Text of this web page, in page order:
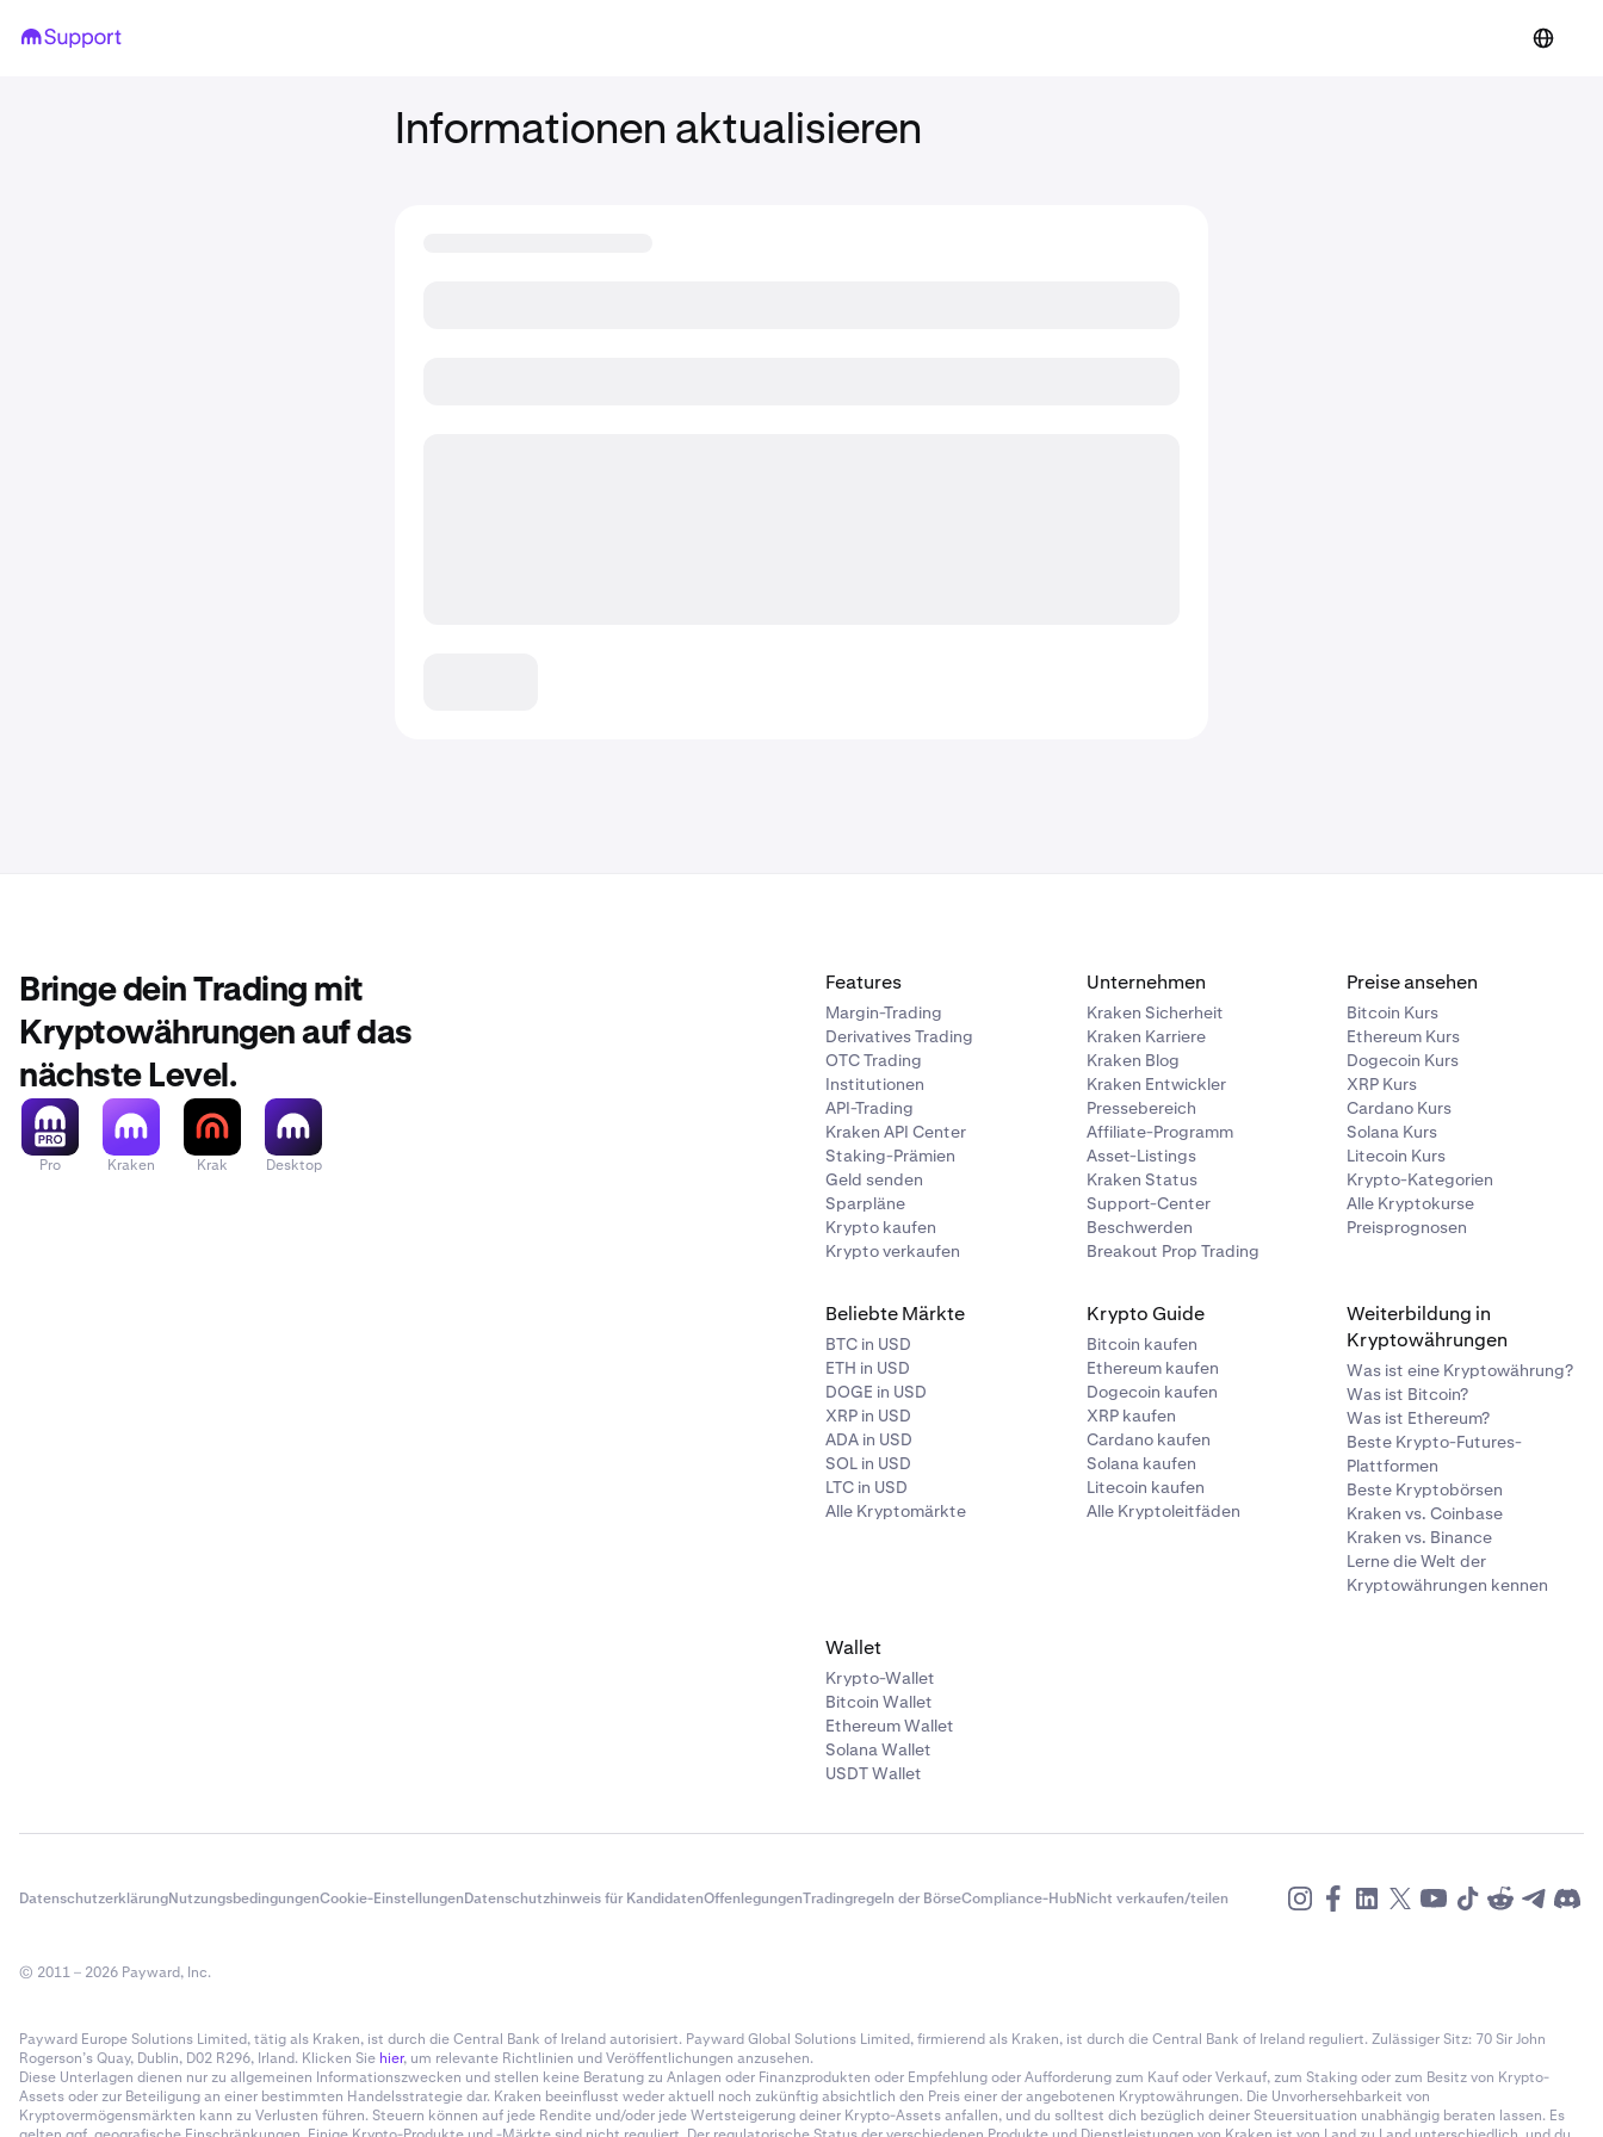
Informationen aktualisieren
Bringe dein Trading mit
Kryptowährungen auf das
nächste Level.
Pro Kraken Krak Desktop
Features
Margin-Trading
Derivatives Trading
OTC Trading
Institutionen
API-Trading
Kraken API Center
Staking-Prämien
Geld senden
Sparpläne
Krypto kaufen
Krypto verkaufen
Unternehmen
Kraken Sicherheit
Kraken Karriere
Kraken Blog
Kraken Entwickler
Pressebereich
Affiliate-Programm
Asset-Listings
Kraken Status
Support-Center
Beschwerden
Breakout Prop Trading
Preise ansehen
Bitcoin Kurs
Ethereum Kurs
Dogecoin Kurs
XRP Kurs
Cardano Kurs
Solana Kurs
Litecoin Kurs
Krypto-Kategorien
Alle Kryptokurse
Preisprognosen
Beliebte Märkte
BTC in USD
ETH in USD
DOGE in USD
XRP in USD
ADA in USD
SOL in USD
LTC in USD
Alle Kryptomärkte
Krypto Guide
Bitcoin kaufen
Ethereum kaufen
Dogecoin kaufen
XRP kaufen
Cardano kaufen
Solana kaufen
Litecoin kaufen
Alle Kryptoleitfäden
Weiterbildung in
Kryptowährungen
Was ist eine Kryptowährung?
Was ist Bitcoin?
Was ist Ethereum?
Beste Krypto-Futures-
Plattformen
Beste Kryptobörsen
Kraken vs. Coinbase
Kraken vs. Binance
Lerne die Welt der
Kryptowährungen kennen
Wallet
Krypto-Wallet
Bitcoin Wallet
Ethereum Wallet
Solana Wallet
USDT Wallet
DatenschutzerklärungNutzungsbedingungenCookie-EinstellungenDatenschutzhinweis für KandidatenOffenlegungenTradingregeln der BörseCompliance-HubNicht verkaufen/teilen
© 2011 – 2026 Payward, Inc.
Payward Europe Solutions Limited, tätig als Kraken, ist durch die Central Bank of Ireland autorisiert. Payward Global Solutions Limited, firmierend als Kraken, ist durch die Central Bank of Ireland reguliert. Zulässiger Sitz: 70 Sir John
Rogerson’s Quay, Dublin, D02 R296, Irland. Klicken Sie hier, um relevante Richtlinien und Veröffentlichungen anzusehen.
Diese Unterlagen dienen nur zu allgemeinen Informationszwecken und stellen keine Beratung zu Anlagen oder Finanzprodukten oder Empfehlung oder Aufforderung zum Kauf oder Verkauf, zum Staking oder zum Besitz von Krypto-
Assets oder zur Beteiligung an einer bestimmten Handelsstrategie dar. Kraken beeinflusst weder aktuell noch zukünftig absichtlich den Preis einer der angebotenen Kryptowährungen. Die Unvorhersehbarkeit von
Kryptovermögensmärkten kann zu Verlusten führen. Steuern können auf jede Rendite und/oder jede Wertsteigerung deiner Krypto-Assets anfallen, und du solltest dich bezüglich deiner Steuersituation unabhängig beraten lassen. Es